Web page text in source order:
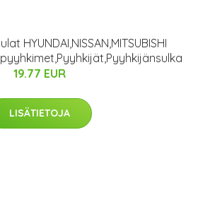
HYUNDAI,NISSAN,MITSUBISHI
19.77 EUR
LISÄTIETOJA